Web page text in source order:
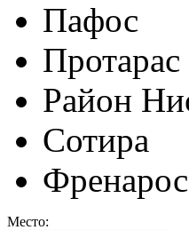
Пафос
Протарас
Район
Сотира
Френарос
Место: